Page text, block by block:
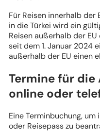
Für Reisen innerhalb der
in die Türkei wird ein
Reisen außerhalb der
seit dem 1. Januar 2024
außerhalb der EU einen
Termine für
online oder
Eine Terminbuchung,
oder Reisepass zu